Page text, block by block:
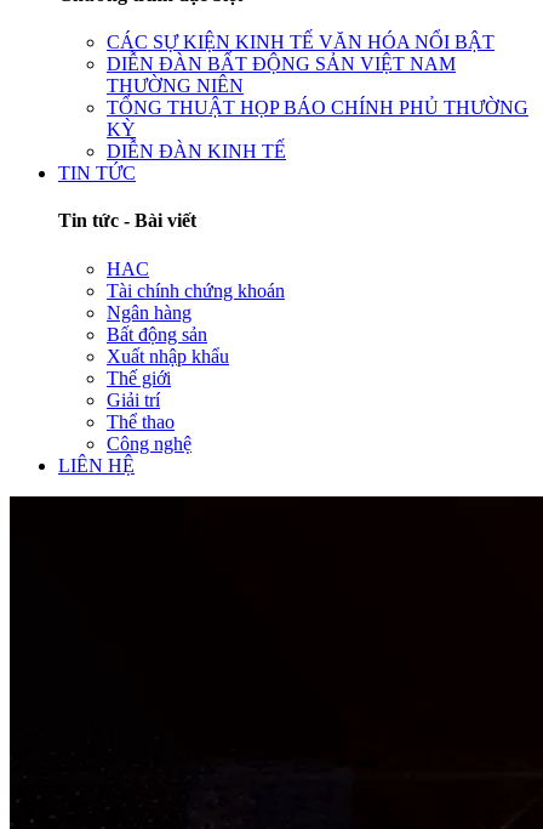
CÁC SỰ KIỆN KINH TẾ VĂN HÓA NỔI BẬT
DIỄN ĐÀN BẤT ĐỘNG SẢN VIỆT NAM
THƯỜNG NIÊN
TỔNG THUẬT HỌP BÁO CHÍNH PHỦ THƯỜNG
KỲ
DIỄN ĐÀN KINH TẾ
TIN TỨC
Tin tức - Bài viết
HAC
Tài chính chứng khoán
Ngân hàng
Bất động sản
Xuất nhập khẩu
Thế giới
Giải trí
Thể thao
Công nghệ
LIÊN HỆ